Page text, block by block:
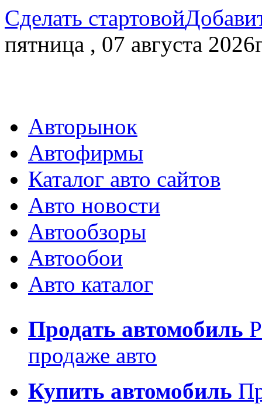
Сделать стартовой
пятница , 07 августа
Авторынок
Автофирмы
Каталог авто сайтов
Авто новости
Автообзоры
Автообои
Авто каталог
Продать автомобиль
продаже авто
Купить автомобиль